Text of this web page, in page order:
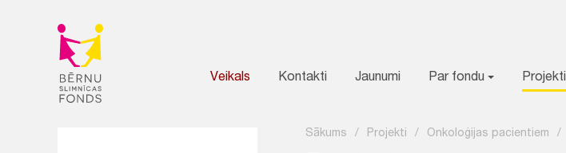
Veikals Kontakti Jaunumi Par fondu Projekti
Sākums / Projekti / Onkoloģijas pacientiem /